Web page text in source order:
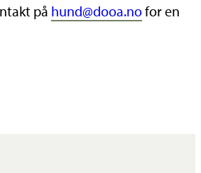
på hund@dooa.nofor en